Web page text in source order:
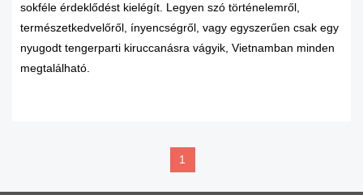
sokféle érdeklődést kielégít. Legyen szó történelemről,
természetkedvelőről, ínyencségről, vagy egyszerűen csak egy
nyugodt tengerparti kiruccanásra vágyik, Vietnamban minden
megtalálható.
1